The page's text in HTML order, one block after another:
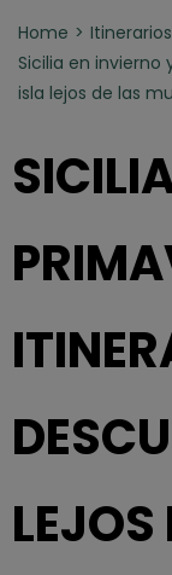
Home
Itinerarios
Sicilia en invierno
isla lejos de las
LEJOS